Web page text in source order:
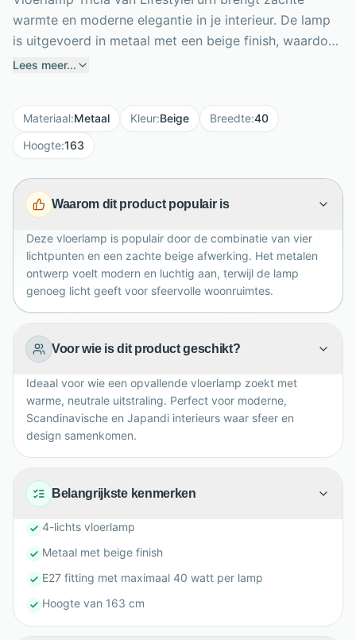
warmte en moderne elegantie in je interieur. De lamp
is uitgevoerd in metaal met een beige finish, waardoor
hij rustig oogt en makkelijk combineert met lichte,
stijlvolle sfeermaker naast de bank, fauteuil of in een
lege hoek. De vier E27 fittingen zorgen voor royale
ontwerp verspreidt het licht zich mooi door de ruimte
en krijgt je woonkamer direct extra sfeer en karakter.
Lees meer...
Materiaal:Metaal Kleur:Beige Breedte:40
Hoogte:163
Waarom dit product populair is
Deze vloerlamp is populair door de combinatie van vier
lichtpunten en een zachte beige afwerking. Het metalen
ontwerp voelt modern en luchtig aan, terwijl de lamp
genoeg licht geeft voor sfeervolle woonruimtes.
Voor wie is dit product geschikt?
Ideaal voor wie een opvallende vloerlamp zoekt met
warme, neutrale uitstraling. Perfect voor moderne,
Scandinavische en Japandi interieurs waar sfeer en
design samenkomen.
Belangrijkste kenmerken
4-lichts vloerlamp
Metaal met beige finish
E27 fitting met maximaal 40 watt per lamp
Hoogte van 163 cm